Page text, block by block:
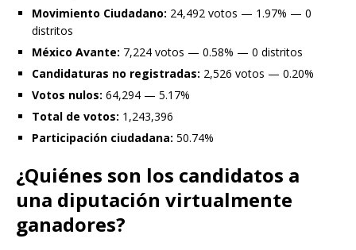
Movimiento Ciudadano: 24,492 votos — 1.97% — 0
distritos
México Avante: 7,224 votos — 0.58% — 0 distritos
Candidaturas no registradas: 2,526 votos — 0.20%
Votos nulos: 64,294 — 5.17%
Total de votos: 1,243,396
Participación ciudadana: 50.74%
¿Quiénes son los candidatos a
una diputación virtualmente
ganadores?